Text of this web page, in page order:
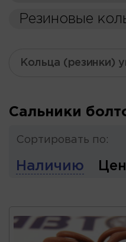
Резиновые
Кольца (резинки)
Сальники
Сортировать по:
Наличию